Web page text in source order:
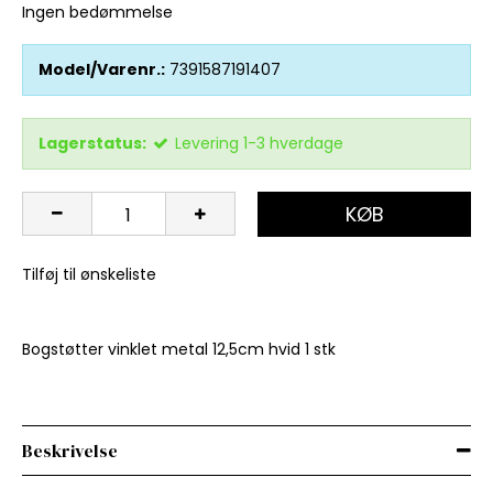
Ingen bedømmelse
Model/Varenr.: 7391587191407
Lagerstatus: Levering 1-3 hverdage
KØB
Tilføj til ønskeliste
Bogstøtter vinklet metal 12,5cm hvid 1 stk
Beskrivelse